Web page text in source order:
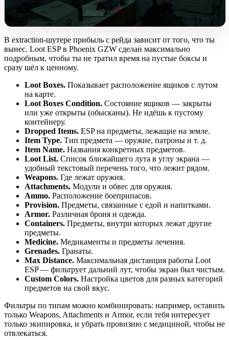
В extraction-шутере прибыль с рейда зависит от того, что ты
вынес. Loot ESP в Phoenix GZW сделан максимально
подробным, чтобы ты не тратил время на пустые боксы и
сразу шёл к ценному.
Loot Boxes. Показывает расположение ящиков с лутом
на карте.
Loot Boxes Condition. Состояние ящиков — закрыты
или уже открыты (обысканы). Не идёшь к пустому
контейнеру.
Dropped Items. ESP на предметы, лежащие на земле.
Item Type. Тип предмета — оружие, патроны и т. д.
Item Name. Названия конкретных предметов.
Loot List. Список ближайшего лута в углу экрана —
удобный текстовый перечень того, что лежит рядом.
Weapons. Где лежат оружия.
Attachments. Модули и обвес для оружия.
Ammo. Расположение боеприпасов.
Provision. Предметы, связанные с едой и напитками.
Armor. Различная броня и одежда.
Containers. Предметы, внутри которых лежат другие
предметы.
Medicine. Медикаменты и предметы лечения.
Grenades. Гранаты.
Max Distance. Максимальная дистанция работы Loot
ESP — фильтрует дальний лут, чтобы экран был чистым.
Custom Colors. Настройка цветов для разных категорий
предметов на свой вкус.
Фильтры по типам можно комбинировать: например, оставить
только Weapons, Attachments и Armor, если тебя интересует
только экипировка, и убрать провизию с медициной, чтобы не
отвлекаться.